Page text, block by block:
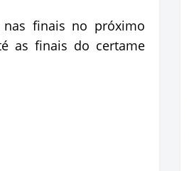
finais no próximo
as finais do certame